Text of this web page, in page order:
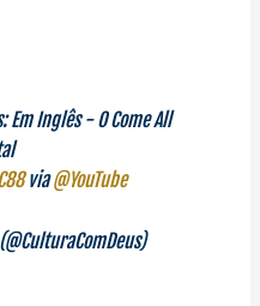
Em Inglês - O Come All
via@YouTube